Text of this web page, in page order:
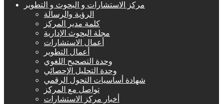
مركز الاستشارات و البحوث و التطوير
الرؤية والرسالة
كلمة مدير المركز
مجلة البحوث الإدارية
أعمال الاستشارات
أعمال التطوير
وحدة التصحيح اللغوي
وحدة التحليل الإحصائي
شهادة أساسيات التحول الرقمي
تواصل مع المركز
أخبار مركز الاستشارات